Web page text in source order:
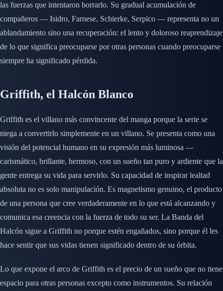
las fuerzas que intentaron borrarlo. Su gradual acumulación de
compañeros — Isidro, Farnese, Schierke, Serpico — representa no un
ablandamiento sino una recuperación: el lento y doloroso reaprendizaje
de lo que significa preocuparse por otras personas cuando preocuparse
siempre ha significado pérdida.
Griffith, el Halcón Blanco
Griffith es el villano más convincente del manga porque la serie se
niega a convertirlo simplemente en un villano. Se presenta como una
visión del potencial humano en su expresión más luminosa —
carismático, brillante, hermoso, con un sueño tan puro y ardiente que la
gente entrega su vida para servirlo. Su capacidad de inspirar lealtad
absoluta no es solo manipulación. Es magnetismo genuino, el producto
de una persona que cree verdaderamente en lo que está alcanzando y
comunica esa creencia con la fuerza de todo su ser. La Banda del
Halcón sigue a Griffith no porque estén engañados, sino porque él les
hace sentir que sus vidas tienen significado dentro de su órbita.
Lo que expone el arco de Griffith es el precio de un sueño que no tiene
espacio para otras personas excepto como instrumentos. Su relación